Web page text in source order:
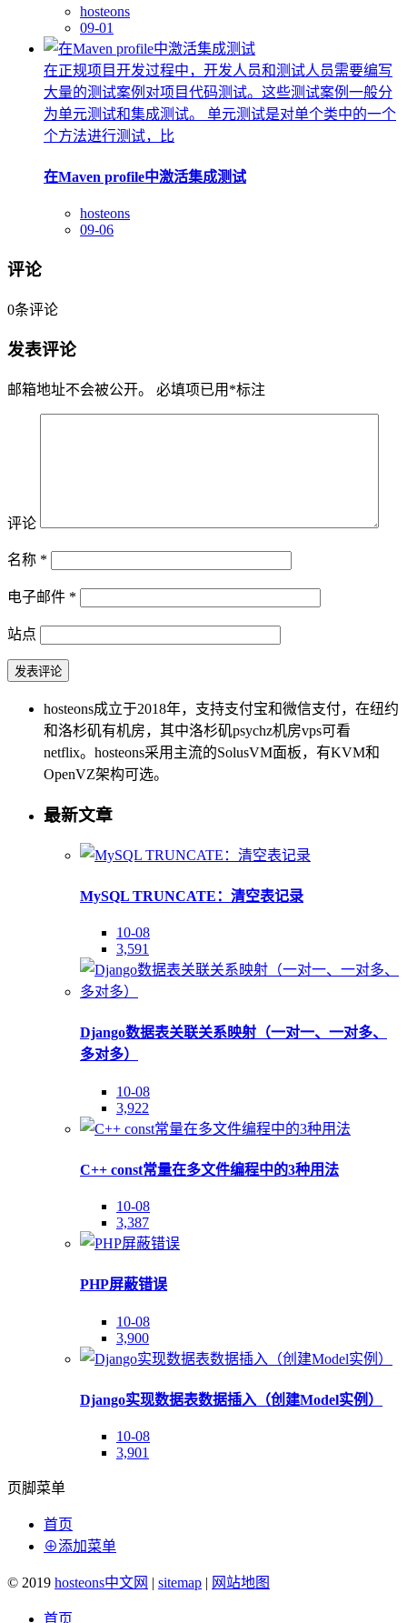
hosteons
09-01
在正规项目开发过程中，开发人员和测试人员需要编写
大量的测试案例对项目代码测试。这些测试案例一般分
为单元测试和集成测试。 单元测试是对单个类中的一个
个方法进行测试，比
在Maven profile中激活集成测试
hosteons
09-06
评论
0条评论
发表评论
邮箱地址不会被公开。 必填项已用 *标注
评论
名称 *
电子邮件 *
站点
hosteons成立于2018年，支持支付宝和微信支付，在纽约
和洛杉矶有机房，其中洛杉矶psychz机房vps可看
netflix。hosteons采用主流的SolusVM面板，有KVM和
OpenVZ架构可选。
最新文章
MySQL TRUNCATE：清空表记录
10-08
3,591
Django数据表关联关系映射（一对一、一对多、
多对多）
10-08
3,922
C++ const常量在多文件编程中的3种用法
10-08
3,387
PHP屏蔽错误
10-08
3,900
Django实现数据表数据插入（创建Model实例）
10-08
3,901
页脚菜单
首页
⊕添加菜单
© 2019 hosteons中文网 | sitemap | 网站地图
首页